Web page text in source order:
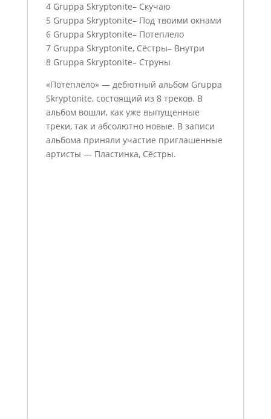
4 Gruppa Skryptonite– Скучаю
5 Gruppa Skryptonite– Под твоими окнами
6 Gruppa Skryptonite– Потеплело
7 Gruppa Skryptonite, Сёстры– Внутри
8 Gruppa Skryptonite– Струны
«Потеплело» — дебютный альбом Gruppa
Skryptonite, состоящий из 8 треков. В
альбом вошли, как уже выпущенные
треки, так и абсолютно новые. В записи
альбома приняли участие приглашенные
артисты — Пластинка, Сёстры.